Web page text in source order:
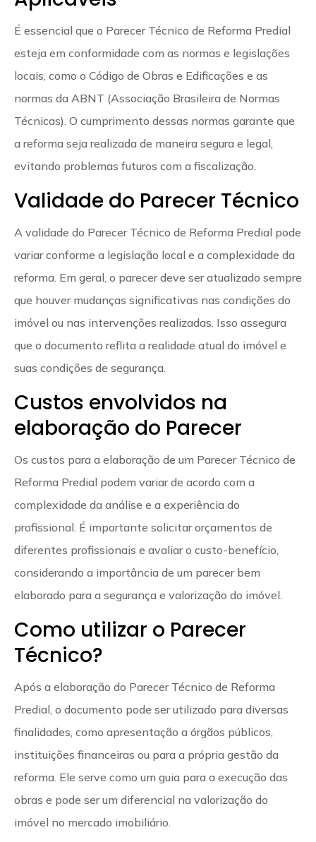
É essencial que o Parecer Técnico de Reforma Predial
esteja em conformidade com as normas e legislações
locais, como o Código de Obras e Edificações e as
normas da ABNT (Associação Brasileira de Normas
Técnicas). O cumprimento dessas normas garante que
a reforma seja realizada de maneira segura e legal,
evitando problemas futuros com a fiscalização.
Validade do Parecer Técnico
A validade do Parecer Técnico de Reforma Predial pode
variar conforme a legislação local e a complexidade da
reforma. Em geral, o parecer deve ser atualizado sempre
que houver mudanças significativas nas condições do
imóvel ou nas intervenções realizadas. Isso assegura
que o documento reflita a realidade atual do imóvel e
suas condições de segurança.
Custos envolvidos na
elaboração do Parecer
Os custos para a elaboração de um Parecer Técnico de
Reforma Predial podem variar de acordo com a
complexidade da análise e a experiência do
profissional. É importante solicitar orçamentos de
diferentes profissionais e avaliar o custo-benefício,
considerando a importância de um parecer bem
elaborado para a segurança e valorização do imóvel.
Como utilizar o Parecer
Técnico?
Após a elaboração do Parecer Técnico de Reforma
Predial, o documento pode ser utilizado para diversas
finalidades, como apresentação a órgãos públicos,
instituições financeiras ou para a própria gestão da
reforma. Ele serve como um guia para a execução das
obras e pode ser um diferencial na valorização do
imóvel no mercado imobiliário.